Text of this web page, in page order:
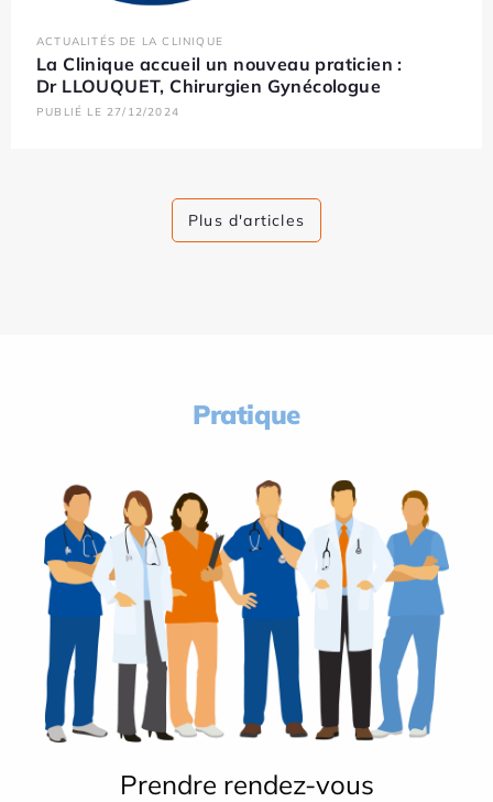
ACTUALITÉS DE LA CLINIQUE
La Clinique accueil un nouveau praticien :
Dr LLOUQUET, Chirurgien Gynécologue
PUBLIÉ LE 27/12/2024
Plus d'articles
Pratique
Prendre rendez-vous